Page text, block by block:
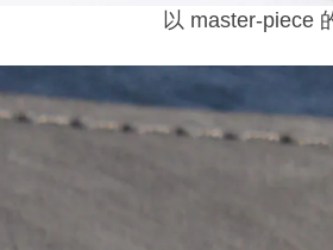
以 master-piece